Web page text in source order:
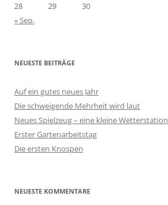
28
29
30
« Sep.
NEUESTE BEITRÄGE
Auf ein gutes neues Jahr
Die schweigende Mehrheit wird laut
Neues Spielzeug – eine kleine Wetterstation
Erster Gartenarbeitstag
Die ersten Knospen
NEUESTE KOMMENTARE